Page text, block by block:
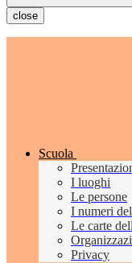
close
Scuola
I luoghi
Le persone
I numeri
Le carte
Privacy